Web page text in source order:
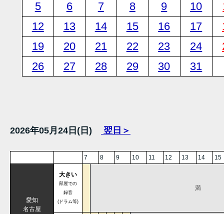
5
6 7 8 9 10
12
13 14 15 16 17
19
20 21 22 23 24
26
27 28 29 30 31
2026年05月24日(日) 翌日＞
7 8 9 10 11 12 13 14 15
愛知
名古屋
大きい
部屋での
録音
(ドラム等)
満